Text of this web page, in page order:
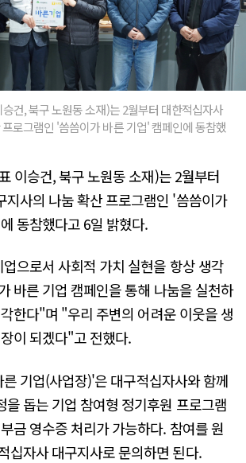
건, 북구 노원동 소재)는 2월부터 대한적십자사
로그램인 '씀씀이가 바른 기업' 캠페인에 동참했
이승건, 북구 노원동 소재)는 2월부터
지사의 나눔 확산 프로그램인 '씀씀이가
동참했다고 6일 밝혔다.
으로서 사회적 가치 실현을 항상 생각
바른 기업 캠페인을 통해 나눔을 실천하
한다"며 "우리 주변의 어려운 이웃을 생
이 되겠다"고 전했다.
기업(사업장)'은 대구적십자사와 함께
을 돕는 기업 참여형 정기후원 프로그램
금 영수증 처리가 가능하다. 참여를 원
십자사 대구지사로 문의하면 된다.